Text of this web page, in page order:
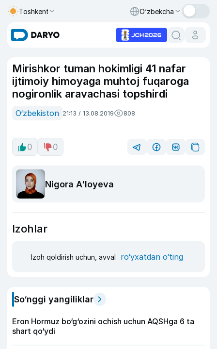
Toshkent O‘zbekcha
Mirishkor tuman hokimligi 41 nafar
ijtimoiy himoyaga muhtoj fuqaroga
nogironlik aravachasi topshirdi
O‘zbekiston 21:13 / 13.08.2019 808
0 0
Nigora A'loyeva
Izohlar
Izoh qoldirish uchun, avval ro‘yxatdan o‘ting
So‘nggi yangiliklar
Eron Hormuz bo‘g‘ozini ochish uchun AQSHga 6 ta
shart qo‘ydi